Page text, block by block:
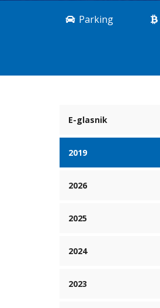
Parking
E-glasnik
2019
2026
2025
2024
2023